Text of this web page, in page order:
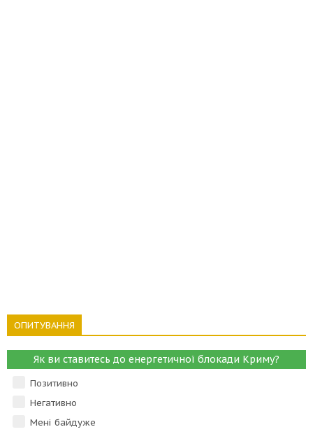
ОПИТУВАННЯ
Як ви ставитесь до енергетичної блокади Криму?
Позитивно
Негативно
Мені байдуже